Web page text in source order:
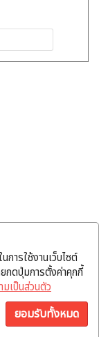
พูดคุย
การใช้งานเว็บไซต์
กดปุ่มการตั้งค่าคุกกี้
มเป็นส่วนตัว
ยอมรับทั้งหมด